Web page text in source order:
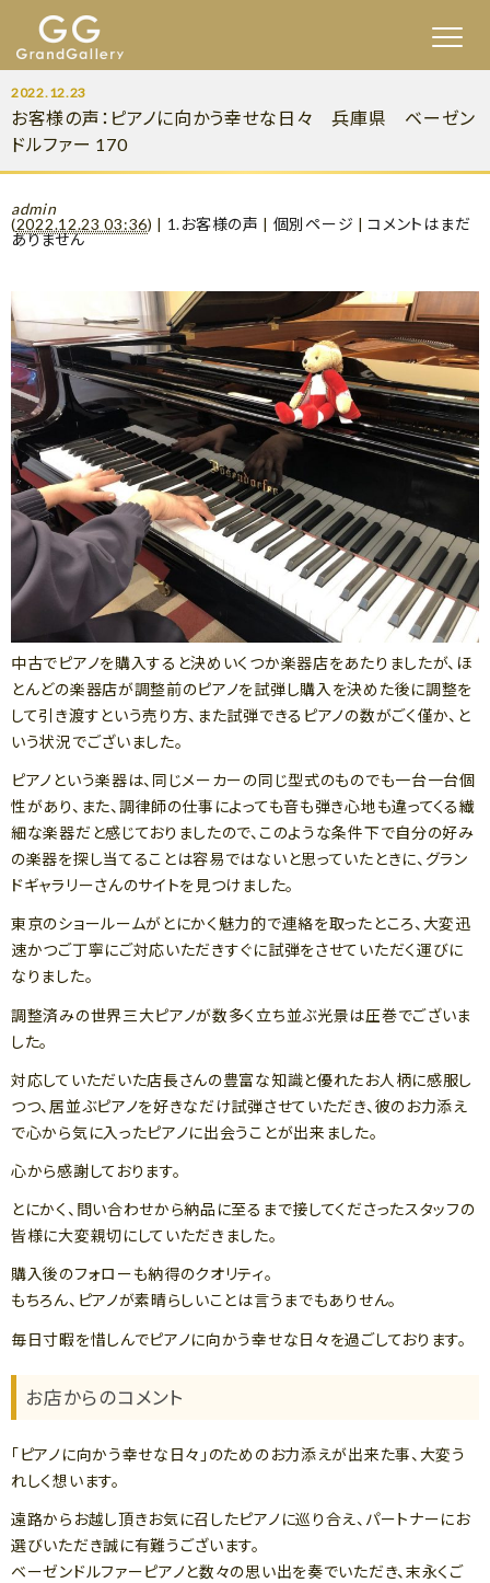
2022.12.23
お客様の声：ピアノに向かう幸せな日々 兵庫県 ベーゼン
ドルファー 170
admin
(2022.12.23 03:36) | 1.お客様の声 | 個別ページ |コメントはまだ
ありません
中古でピアノを購入すると決めいくつか楽器店をあたりましたが、ほ
とんどの楽器店が調整前のピアノを試弾し購入を決めた後に調整を
して引き渡すという売り方、また試弾できるピアノの数がごく僅か、と
いう状況でございました。
ピアノという楽器は、同じメーカーの同じ型式のものでも一台一台個
性があり、また、調律師の仕事によっても音も弾き心地も違ってくる繊
細な楽器だと感じておりましたので、このような条件下で自分の好み
の楽器を探し当てることは容易ではないと思っていたときに、グラン
ドギャラリーさんのサイトを見つけました。
東京のショールームがとにかく魅力的で連絡を取ったところ、大変迅
速かつご丁寧にご対応いただきすぐに試弾をさせていただく運びに
なりました。
調整済みの世界三大ピアノが数多く立ち並ぶ光景は圧巻でございま
した。
対応していただいた店長さんの豊富な知識と優れたお人柄に感服し
つつ、居並ぶピアノを好きなだけ試弾させていただき、彼のお力添え
で心から気に入ったピアノに出会うことが出来ました。
心から感謝しております。
とにかく、問い合わせから納品に至るまで接してくださったスタッフの
皆様に大変親切にしていただきました。
購入後のフォローも納得のクオリティ。
もちろん、ピアノが素晴らしいことは言うまでもありせん。
毎日寸暇を惜しんでピアノに向かう幸せな日々を過ごしております。
お店からのコメント
「ピアノに向かう幸せな日々」のためのお力添えが出来た事、大変う
れしく想います。
遠路からお越し頂きお気に召したピアノに巡り合え、パートナーにお
選びいただき誠に有難うございます。
ベーゼンドルファーピアノと数々の思い出を奏でいただき、末永くご